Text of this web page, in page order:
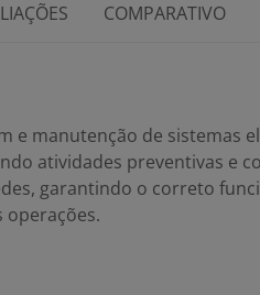
COMPARATIVO
e manutenção de sistemas
atividades preventivas e
garantindo o correto
operações.